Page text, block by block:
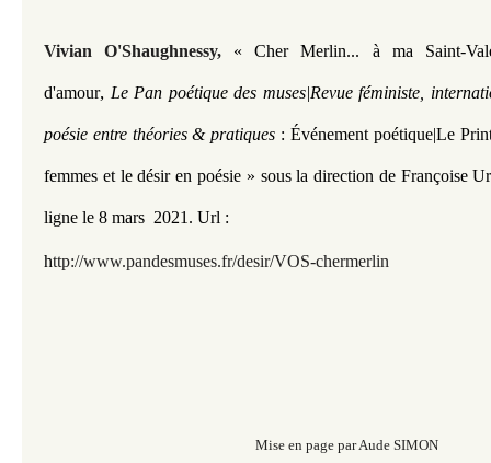
Vivian O'Shaughnessy, « Cher Merlin... à ma Saint-
d'amour, Le Pan poétique des muses|Revue féministe,
poésie entre théories & pratiques : Événement poétique|Le
femmes et le désir en poésie » sous la direction de Françoise
ligne le 8 mars 2021. Url :
http://www.pandesmuses.fr/desir/VOS-chermerlin
Mise en page par Aude SIMON